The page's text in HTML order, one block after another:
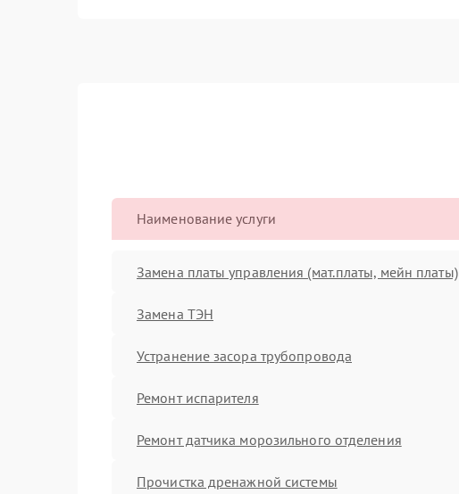
Наименование услуги
Замена платы управления (мат.платы, мейн платы)
Замена ТЭН
Устранение засора трубопровода
Ремонт испарителя
Ремонт датчика морозильного отделения
Прочистка дренажной системы